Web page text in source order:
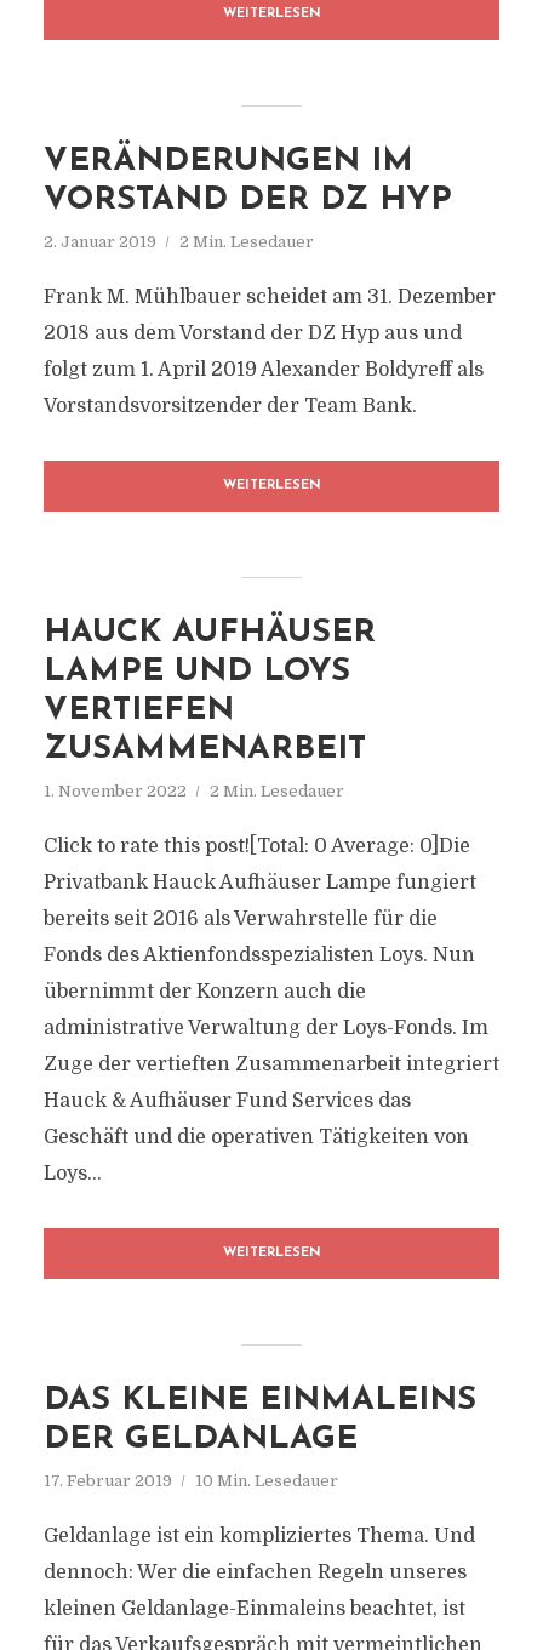
WEITERLESEN
VERÄNDERUNGEN IM
VORSTAND DER DZ HYP
2. Januar 2019 2 Min. Lesedauer
Frank M. Mühlbauer scheidet am 31. Dezember
2018 aus dem Vorstand der DZ Hyp aus und
folgt zum 1. April 2019 Alexander Boldyreff als
Vorstandsvorsitzender der Team Bank.
WEITERLESEN
HAUCK AUFHÄUSER
LAMPE UND LOYS
VERTIEFEN
ZUSAMMENARBEIT
1. November 2022 2 Min. Lesedauer
Click to rate this post![Total: 0 Average: 0]Die
Privatbank Hauck Aufhäuser Lampe fungiert
bereits seit 2016 als Verwahrstelle für die
Fonds des Aktienfondsspezialisten Loys. Nun
übernimmt der Konzern auch die
administrative Verwaltung der Loys-Fonds. Im
Zuge der vertieften Zusammenarbeit integriert
Hauck & Aufhäuser Fund Services das
Geschäft und die operativen Tätigkeiten von
Loys...
WEITERLESEN
DAS KLEINE EINMALEINS
DER GELDANLAGE
17. Februar 2019 10 Min. Lesedauer
Geldanlage ist ein kompliziertes Thema. Und
dennoch: Wer die einfachen Regeln unseres
kleinen Geldanlage-Einmaleins beachtet, ist
für das Verkaufsgespräch mit vermeintlichen